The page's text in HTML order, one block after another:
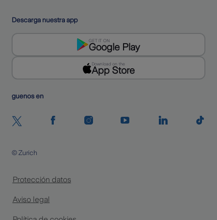
Descarga nuestra app
GET IT ON
Google Play
Download on the
App Store
Siguenos en
Protección datos
Aviso legal
© Zurich